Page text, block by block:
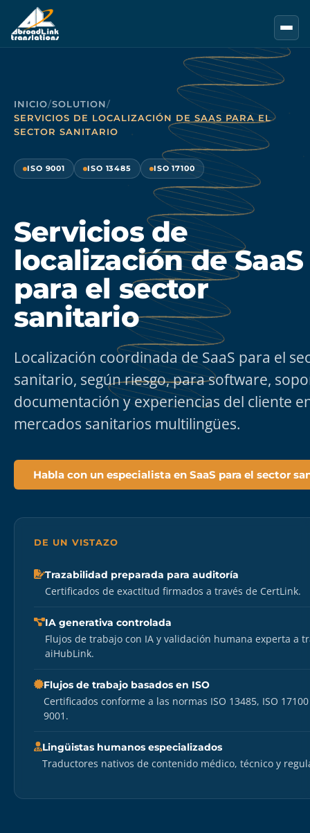
Saltar al contenido principal
INICIO/SOLUTION/
SERVICIOS DE LOCALIZACIÓN DE SAAS PARA EL
SECTOR SANITARIO
ISO 9001 ISO 13485 ISO 17100
Servicios de
localización de SaaS
para el sector
sanitario
Localización coordinada de SaaS para el
sanitario, según riesgo, para software,
documentación y experiencias del cliente
mercados sanitarios multilingües.
Habla con un especialista en SaaS para el sector
DE UN VISTAZO
Trazabilidad preparada para auditoría
Certificados de exactitud firmados a través de CertLink.
IA generativa controlada
Flujos de trabajo con IA y validación humana experta a
aiHubLink.
Flujos de trabajo basados en ISO
Certificados conforme a las normas ISO 13485, ISO 17100
9001.
Lingüistas humanos especializados
Traductores nativos de contenido médico, técnico y